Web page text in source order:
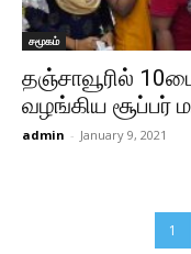
சமூகம்
தஞ்சாவூரில்
வழங்கிய சூப்பர்
admin - January 9, 2021
1